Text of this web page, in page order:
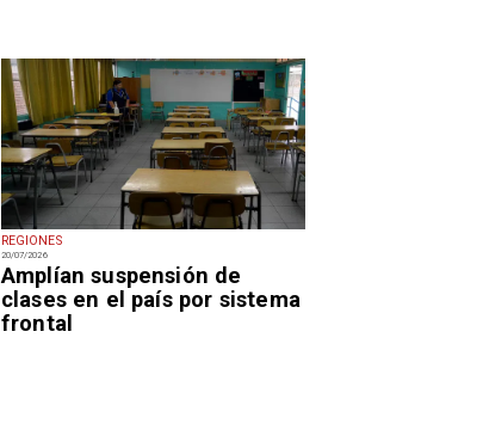
REGIONES
20/07/2026
Amplían suspensión de
clases en el país por sistema
frontal